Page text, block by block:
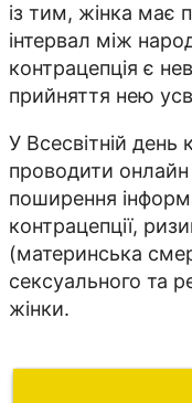
із тим, жінка має
інтервал між
контрацепція є
прийняття нею
У Всесвітній день
проводити онлайн
поширення
контрацепції,
(материнська
сексуального та
жінки.